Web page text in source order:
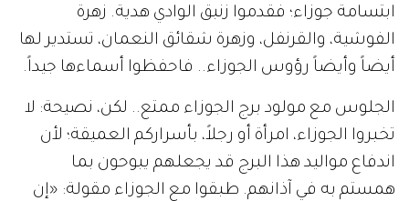
ابتسامة جوزاء؛ فقدموا زنبق الوادي هدية. زهرة
الفوشية، والقرنفل، وزهرة شقائق النعمان، تستدير لها
أيضاً وأيضاً رؤوس الجوزاء.. فاحفظوا أسماءها جيداً.
الجلوس مع مولود برج الجوزاء ممتع.. لكن، نصيحة: لا
تخبروا الجوزاء، امرأة أو رجلاً، بأسراركم العميقة؛ لأن
اندفاع مواليد هذا البرج قد يجعلهم يبوحون بما
همستم به في آذانهم. طبقوا مع الجوزاء مقولة: «إن